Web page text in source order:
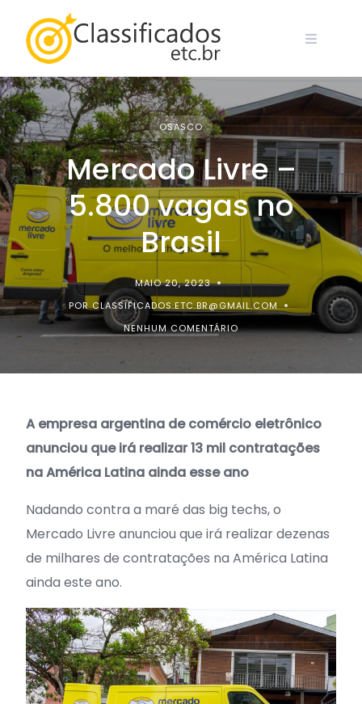
content
OSASCO
Mercado Livre –
5.800 vagas no
Brasil
MAIO 20, 2023
POR CLASSIFICADOS.ETC.BR@GMAIL.COM
NENHUM COMENTÁRIO
A empresa argentina de comércio eletrônico
anunciou que irá realizar 13 mil contratações
na América Latina ainda esse ano
Nadando contra a maré das big techs, o
Mercado Livre anunciou que irá realizar dezenas
de milhares de contratações na América Latina
ainda este ano.